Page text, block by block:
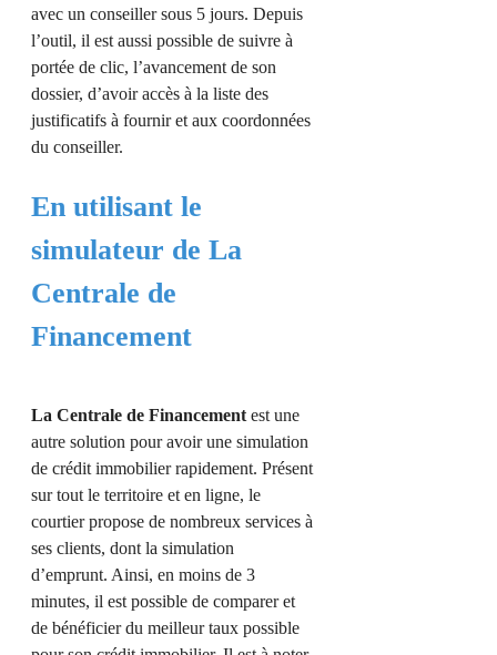
avec un conseiller sous 5 jours. Depuis
l’outil, il est aussi possible de suivre à
portée de clic, l’avancement de son
dossier, d’avoir accès à la liste des
justificatifs à fournir et aux coordonnées
du conseiller.
En utilisant le
simulateur de La
Centrale de
Financement
La Centrale de Financement est une
autre solution pour avoir une simulation
de crédit immobilier rapidement. Présent
sur tout le territoire et en ligne, le
courtier propose de nombreux services à
ses clients, dont la simulation
d’emprunt. Ainsi, en moins de 3
minutes, il est possible de comparer et
de bénéficier du meilleur taux possible